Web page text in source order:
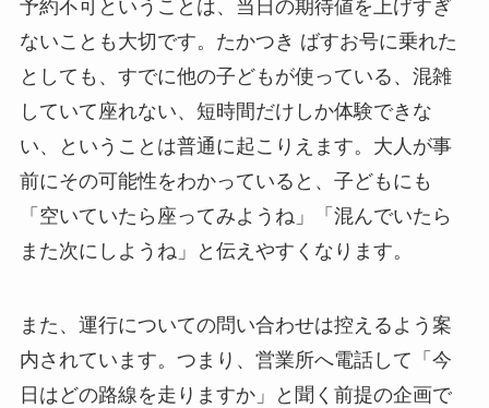
予約不可ということは、当日の期待値を上げすぎ
ないことも大切です。たかつき ばすお号に乗れた
としても、すでに他の子どもが使っている、混雑
していて座れない、短時間だけしか体験できな
い、ということは普通に起こりえます。大人が事
前にその可能性をわかっていると、子どもにも
「空いていたら座ってみようね」「混んでいたら
また次にしようね」と伝えやすくなります。
また、運行についての問い合わせは控えるよう案
内されています。つまり、営業所へ電話して「今
日はどの路線を走りますか」と聞く前提の企画で